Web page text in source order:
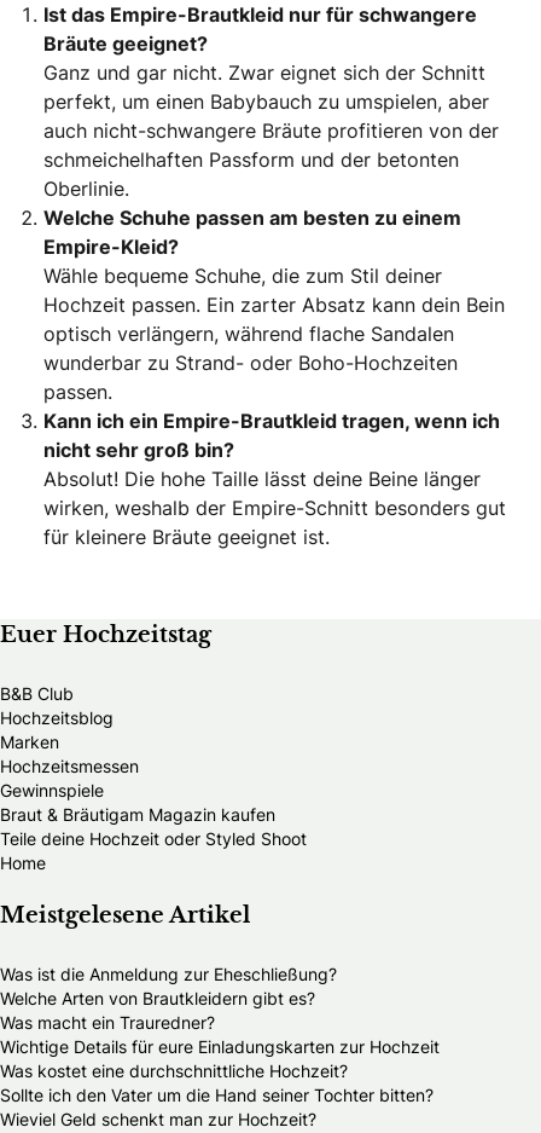
Ist das Empire-Brautkleid nur für schwangere
Bräute geeignet?
Ganz und gar nicht. Zwar eignet sich der Schnitt
perfekt, um einen Babybauch zu umspielen, aber
auch nicht-schwangere Bräute profitieren von der
schmeichelhaften Passform und der betonten
Oberlinie.
Welche Schuhe passen am besten zu einem
Empire-Kleid?
Wähle bequeme Schuhe, die zum Stil deiner
Hochzeit passen. Ein zarter Absatz kann dein Bein
optisch verlängern, während flache Sandalen
wunderbar zu Strand- oder Boho-Hochzeiten
passen.
Kann ich ein Empire-Brautkleid tragen, wenn ich
nicht sehr groß bin?
Absolut! Die hohe Taille lässt deine Beine länger
wirken, weshalb der Empire-Schnitt besonders gut
für kleinere Bräute geeignet ist.
Euer Hochzeitstag
B&B Club
Hochzeitsblog
Marken
Hochzeitsmessen
Gewinnspiele
Braut & Bräutigam Magazin kaufen
Teile deine Hochzeit oder Styled Shoot
Home
Meistgelesene Artikel
Was ist die Anmeldung zur Eheschließung?
Welche Arten von Brautkleidern gibt es?
Was macht ein Trauredner?
Wichtige Details für eure Einladungskarten zur Hochzeit
Was kostet eine durchschnittliche Hochzeit?
Sollte ich den Vater um die Hand seiner Tochter bitten?
Wieviel Geld schenkt man zur Hochzeit?